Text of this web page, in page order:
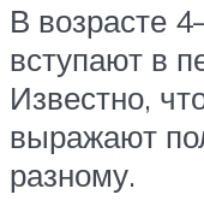
В возрасте
вступают в
Известно,
выражают
разному.